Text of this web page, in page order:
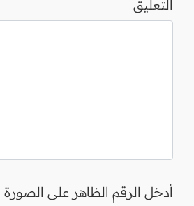
التعليق
أدخل الرقم الظاهر على الصورة